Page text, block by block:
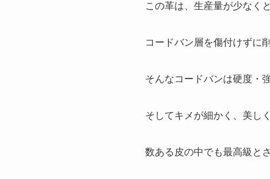
この革は、生産量が少なく
コードバン層を傷付けずに
そんなコードバンは硬度・
そしてキメが細かく、美し
数ある皮の中でも最高級と